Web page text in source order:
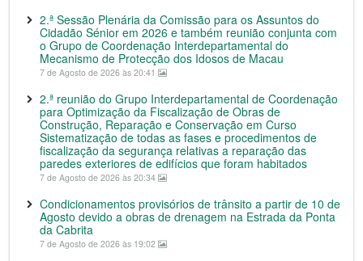
2.ª Sessão Plenária da Comissão para os Assuntos do
Cidadão Sénior em 2026 e também reunião conjunta com
o Grupo de Coordenação Interdepartamental do
Mecanismo de Protecção dos Idosos de Macau
7 de Agosto de 2026 às 20:41
2.ª reunião do Grupo Interdepartamental de Coordenação
para Optimização da Fiscalização de Obras de
Construção, Reparação e Conservação em Curso
Sistematização de todas as fases e procedimentos de
fiscalização da segurança relativas a reparação das
paredes exteriores de edifícios que foram habitados
7 de Agosto de 2026 às 20:34
Condicionamentos provisórios de trânsito a partir de 10 de
Agosto devido a obras de drenagem na Estrada da Ponta
da Cabrita
7 de Agosto de 2026 às 19:02